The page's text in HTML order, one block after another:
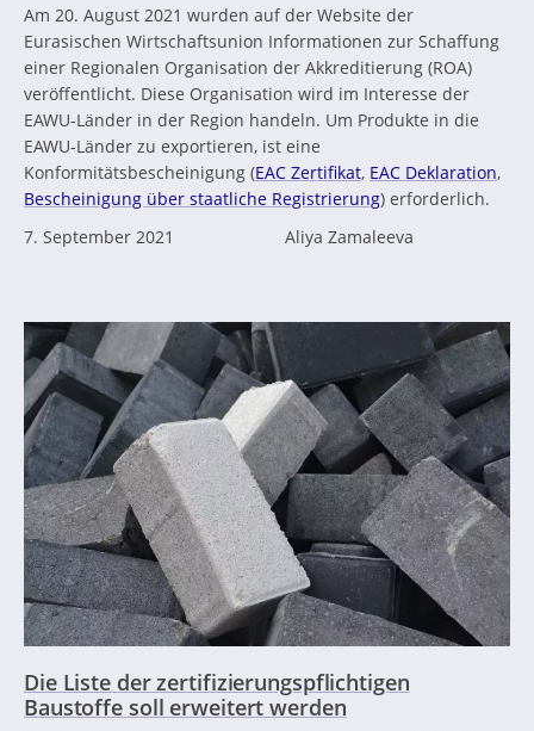
Am 20. August 2021 wurden auf der Website der
Eurasischen Wirtschaftsunion Informationen zur Schaffung
einer Regionalen Organisation der Akkreditierung (ROA)
veröffentlicht. Diese Organisation wird im Interesse der
EAWU-Länder in der Region handeln. Um Produkte in die
EAWU-Länder zu exportieren, ist eine
Konformitätsbescheinigung (EAC Zertifikat, EAC Deklaration,
Bescheinigung über staatliche Registrierung) erforderlich.
7. September 2021
Aliya Zamaleeva
Die Liste der zertifizierungspflichtigen
Baustoffe soll erweitert werden